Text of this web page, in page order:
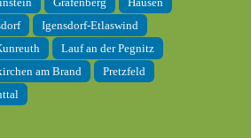
Igensdorf-Etlaswind
Lauf an der Pegnitz
am Brand
Pretzfeld